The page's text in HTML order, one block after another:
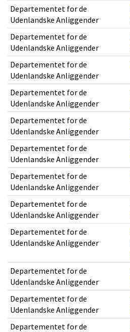
Departementet for de
Udenlandske Anliggender
Departementet for de
Udenlandske Anliggender
Departementet for de
Udenlandske Anliggender
Departementet for de
Udenlandske Anliggender
Departementet for de
Udenlandske Anliggender
Departementet for de
Udenlandske Anliggender
Departementet for de
Udenlandske Anliggender
Departementet for de
Udenlandske Anliggender
Departementet for de
Udenlandske Anliggender
Departementet for de
Udenlandske Anliggender
Departementet for de
Udenlandske Anliggender
Departementet for de